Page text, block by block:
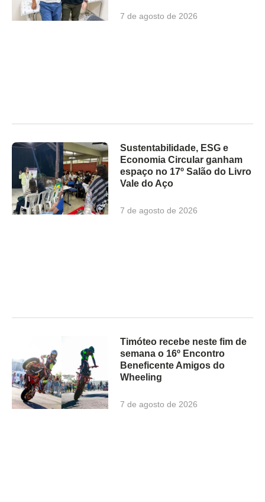
7 de agosto de 2026
Sustentabilidade, ESG e
Economia Circular ganham
espaço no 17º Salão do Livro
Vale do Aço
7 de agosto de 2026
Timóteo recebe neste fim de
semana o 16º Encontro
Beneficente Amigos do
Wheeling
7 de agosto de 2026